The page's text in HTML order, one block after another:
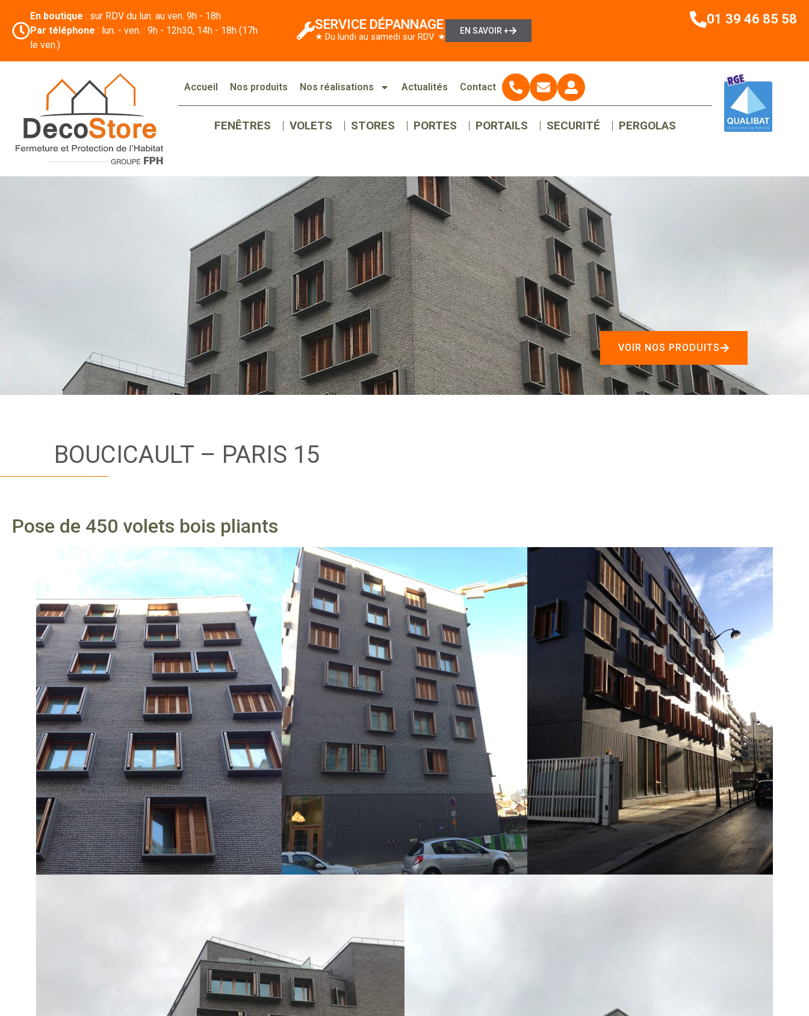
En boutique : sur RDV du lun. au ven. 9h - 18h
Par téléphone : lun. - ven. : 9h - 12h30, 14h - 18h (17h
le ven.)
SERVICE DÉPANNAGE
★ Du lundi au samedi sur RDV ★
EN SAVOIR +
01 39 46 85 58
Accueil Nos produits Nos réalisations Actualités Contact
FENÊTRES VOLETS STORES PORTES PORTAILS SECURITÉ PERGOLAS
VOIR NOS PRODUITS
BOUCICAULT – PARIS 15
Pose de 450 volets bois pliants